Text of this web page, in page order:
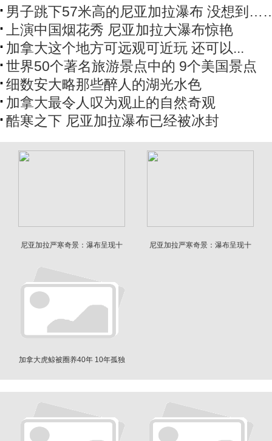
男子跳下57米高的尼亚加拉瀑布 没想到
上演中国烟花秀 尼亚加拉大瀑布惊艳
加拿大这个地方可远观可近玩 还可以...
世界50个著名旅游景点中的 9个美国景点
细数安大略那些醉人的湖光水色
加拿大最令人叹为观止的自然奇观
酷寒之下 尼亚加拉瀑布已经被冰封
尼亚加拉严寒奇景：瀑布呈现十
尼亚加拉严寒奇景：瀑布呈现十
加拿大虎鲸被圈养40年 10年孤独